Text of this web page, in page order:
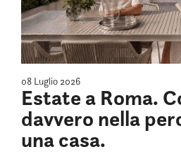
08 Luglio 2026
Estate a Roma.
davvero nella
una casa.